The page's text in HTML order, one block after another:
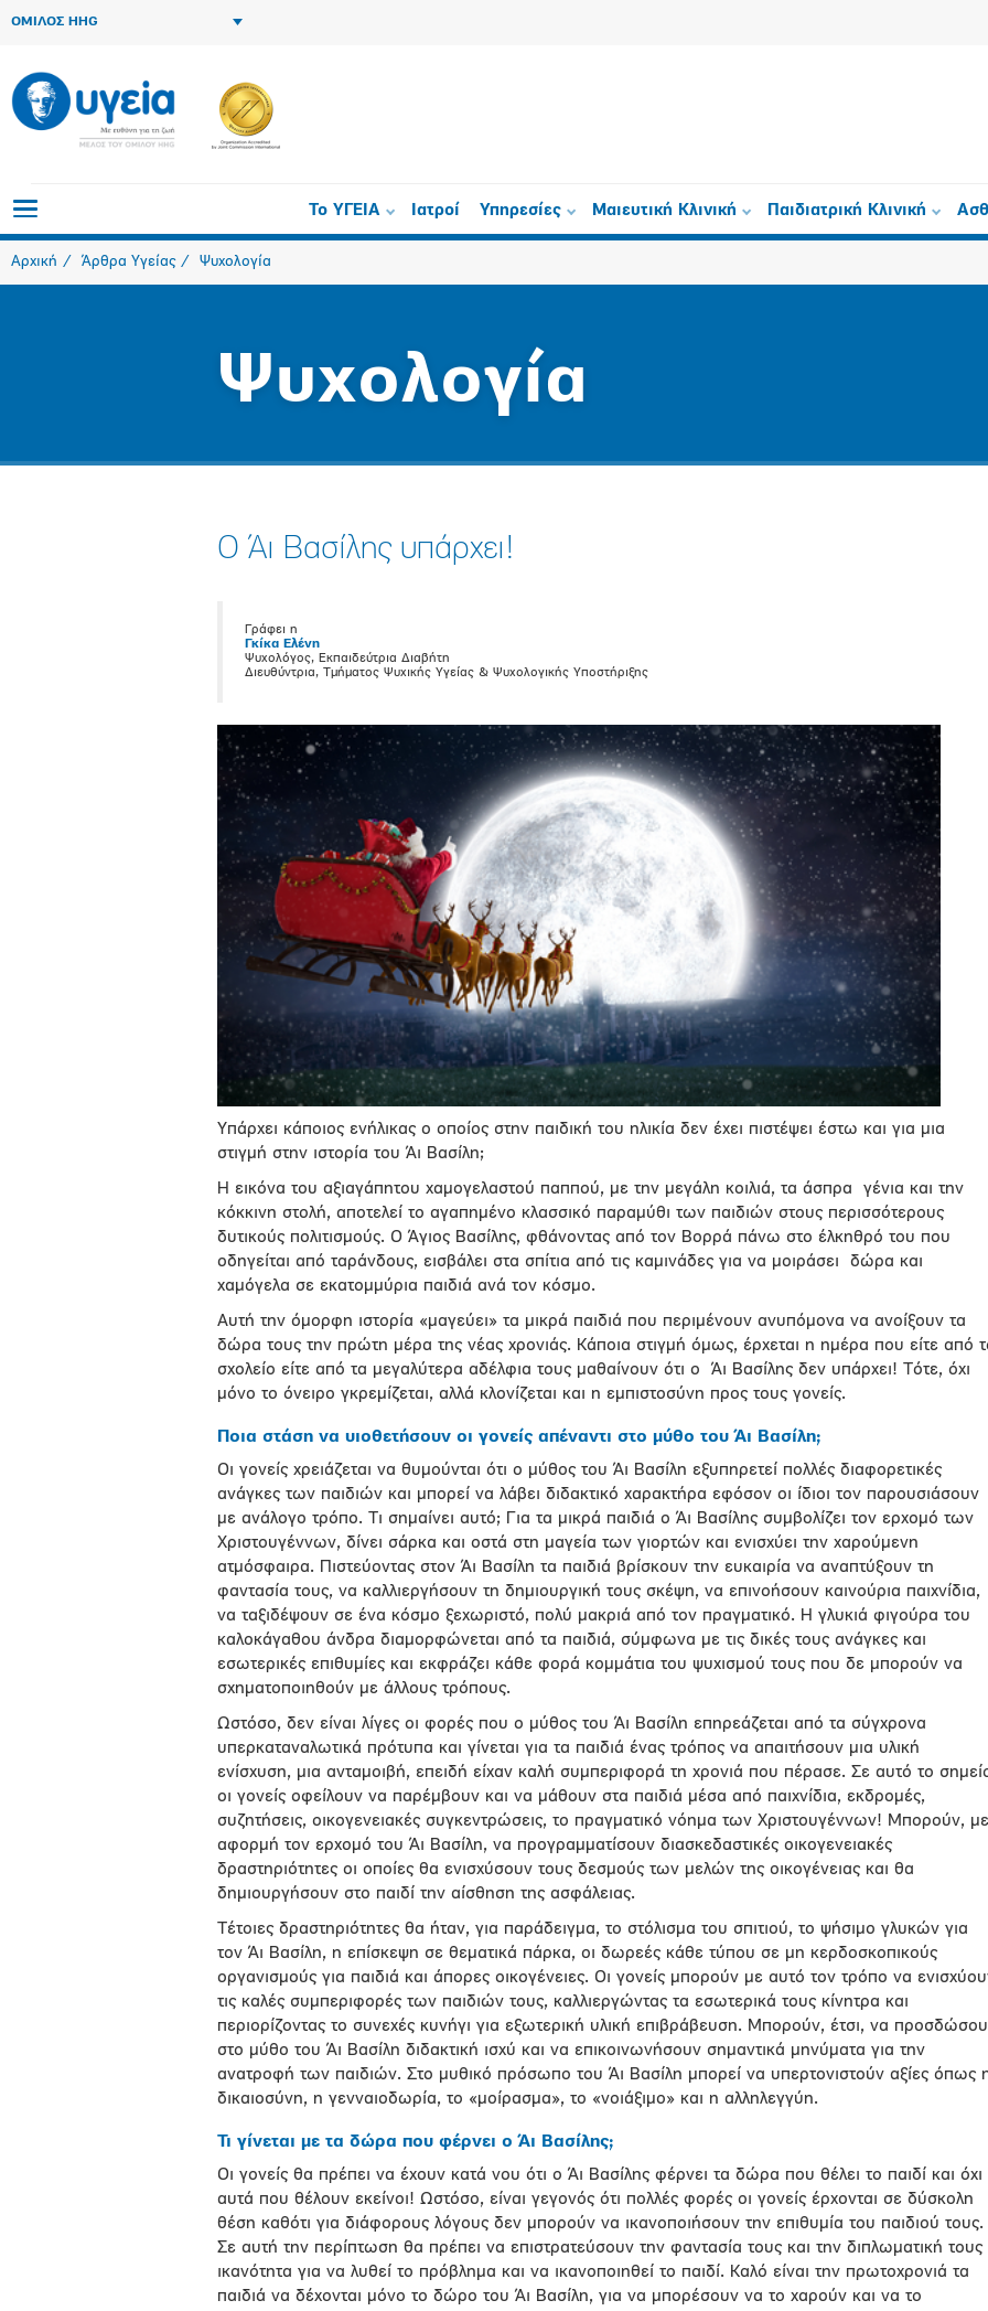
ΟΜΙΛΟΣ HHG
Το ΥΓΕΙΑ Ιατροί Υπηρεσίες Μαιευτική Κλινική Παιδιατρική Κλινική
Αρχική Άρθρα Υγείας Ψυχολογία
Ψυχολογία
Ο Άι Βασίλης υπάρχει!
Γράφει η
Γκίκα Ελένη
Ψυχολόγος, Εκπαιδεύτρια Διαβήτη
Διευθύντρια, Τμήματος Ψυχικής Υγείας & Ψυχολογικής Υποστήριξης
Υπάρχει κάποιος ενήλικας ο οποίος στην παιδική του ηλικία δεν έχει πιστέψει έστω και για μια
στιγμή στην ιστορία του Άι Βασίλη;
Η εικόνα του αξιαγάπητου χαμογελαστού παππού, με την μεγάλη κοιλιά, τα άσπρα γένια και την
κόκκινη στολή, αποτελεί το αγαπημένο κλασσικό παραμύθι των παιδιών στους περισσότερους
δυτικούς πολιτισμούς. Ο Άγιος Βασίλης, φθάνοντας από τον Βορρά πάνω στο έλκηθρό του που
οδηγείται από ταράνδους, εισβάλει στα σπίτια από τις καμινάδες για να μοιράσει δώρα και
χαμόγελα σε εκατομμύρια παιδιά ανά τον κόσμο.
Αυτή την όμορφη ιστορία «μαγεύει» τα μικρά παιδιά που περιμένουν ανυπόμονα να ανοίξουν τα
δώρα τους την πρώτη μέρα της νέας χρονιάς. Κάποια στιγμή όμως, έρχεται η ημέρα που είτε από
σχολείο είτε από τα μεγαλύτερα αδέλφια τους μαθαίνουν ότι ο Άι Βασίλης δεν υπάρχει! Τότε, όχι
μόνο το όνειρο γκρεμίζεται, αλλά κλονίζεται και η εμπιστοσύνη προς τους γονείς.
Ποια στάση να υιοθετήσουν οι γονείς απέναντι στο μύθο του Άι Βασίλη;
Οι γονείς χρειάζεται να θυμούνται ότι ο μύθος του Άι Βασίλη εξυπηρετεί πολλές διαφορετικές
ανάγκες των παιδιών και μπορεί να λάβει διδακτικό χαρακτήρα εφόσον οι ίδιοι τον παρουσιάσουν
με ανάλογο τρόπο. Τι σημαίνει αυτό; Για τα μικρά παιδιά ο Άι Βασίλης συμβολίζει τον ερχομό των
Χριστουγέννων, δίνει σάρκα και οστά στη μαγεία των γιορτών και ενισχύει την χαρούμενη
ατμόσφαιρα. Πιστεύοντας στον Άι Βασίλη τα παιδιά βρίσκουν την ευκαιρία να αναπτύξουν τη
φαντασία τους, να καλλιεργήσουν τη δημιουργική τους σκέψη, να επινοήσουν καινούρια παιχνίδια,
να ταξιδέψουν σε ένα κόσμο ξεχωριστό, πολύ μακριά από τον πραγματικό. Η γλυκιά φιγούρα του
καλοκάγαθου άνδρα διαμορφώνεται από τα παιδιά, σύμφωνα με τις δικές τους ανάγκες και
εσωτερικές επιθυμίες και εκφράζει κάθε φορά κομμάτια του ψυχισμού τους που δε μπορούν να
σχηματοποιηθούν με άλλους τρόπους.
Ωστόσο, δεν είναι λίγες οι φορές που ο μύθος του Άι Βασίλη επηρεάζεται από τα σύγχρονα
υπερκαταναλωτικά πρότυπα και γίνεται για τα παιδιά ένας τρόπος να απαιτήσουν μια υλική
ενίσχυση, μια ανταμοιβή, επειδή είχαν καλή συμπεριφορά τη χρονιά που πέρασε. Σε αυτό το
οι γονείς οφείλουν να παρέμβουν και να μάθουν στα παιδιά μέσα από παιχνίδια, εκδρομές,
συζητήσεις, οικογενειακές συγκεντρώσεις, το πραγματικό νόημα των Χριστουγέννων! Μπορούν, με
αφορμή τον ερχομό του Άι Βασίλη, να προγραμματίσουν διασκεδαστικές οικογενειακές
δραστηριότητες οι οποίες θα ενισχύσουν τους δεσμούς των μελών της οικογένειας και θα
δημιουργήσουν στο παιδί την αίσθηση της ασφάλειας.
Τέτοιες δραστηριότητες θα ήταν, για παράδειγμα, το στόλισμα του σπιτιού, το ψήσιμο γλυκών για
τον Άι Βασίλη, η επίσκεψη σε θεματικά πάρκα, οι δωρεές κάθε τύπου σε μη κερδοσκοπικούς
οργανισμούς για παιδιά και άπορες οικογένειες. Οι γονείς μπορούν με αυτό τον τρόπο να
τις καλές συμπεριφορές των παιδιών τους, καλλιεργώντας τα εσωτερικά τους κίνητρα και
περιορίζοντας το συνεχές κυνήγι για εξωτερική υλική επιβράβευση. Μπορούν, έτσι, να
στο μύθο του Άι Βασίλη διδακτική ισχύ και να επικοινωνήσουν σημαντικά μηνύματα για την
ανατροφή των παιδιών. Στο μυθικό πρόσωπο του Άι Βασίλη μπορεί να υπερτονιστούν αξίες όπως
δικαιοσύνη, η γενναιοδωρία, το «μοίρασμα», το «νοιάξιμο» και η αλληλεγγύη.
Τι γίνεται με τα δώρα που φέρνει ο Άι Βασίλης;
Οι γονείς θα πρέπει να έχουν κατά νου ότι ο Άι Βασίλης φέρνει τα δώρα που θέλει το παιδί και όχι
αυτά που θέλουν εκείνοι! Ωστόσο, είναι γεγονός ότι πολλές φορές οι γονείς έρχονται σε δύσκολη
θέση καθότι για διάφορους λόγους δεν μπορούν να ικανοποιήσουν την επιθυμία του παιδιού τους.
Σε αυτή την περίπτωση θα πρέπει να επιστρατεύσουν την φαντασία τους και την διπλωματική τους
ικανότητα για να λυθεί το πρόβλημα και να ικανοποιηθεί το παιδί. Καλό είναι την πρωτοχρονιά τα
παιδιά να δέχονται μόνο το δώρο του Άι Βασίλη, για να μπορέσουν να το χαρούν και να το